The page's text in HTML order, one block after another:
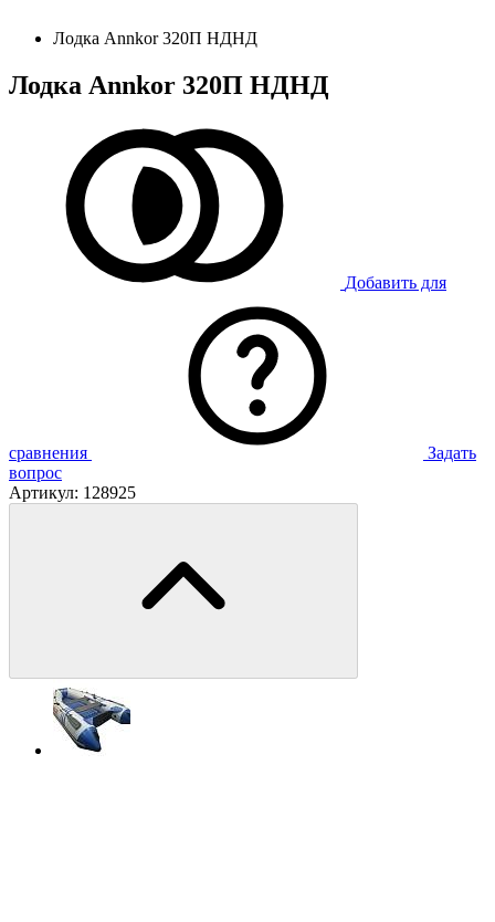
Лодка Annkor 320П НДНД
Лодка Annkor 320П НДНД
Добавить для
сравнения
Задать
вопрос
Артикул: 128925